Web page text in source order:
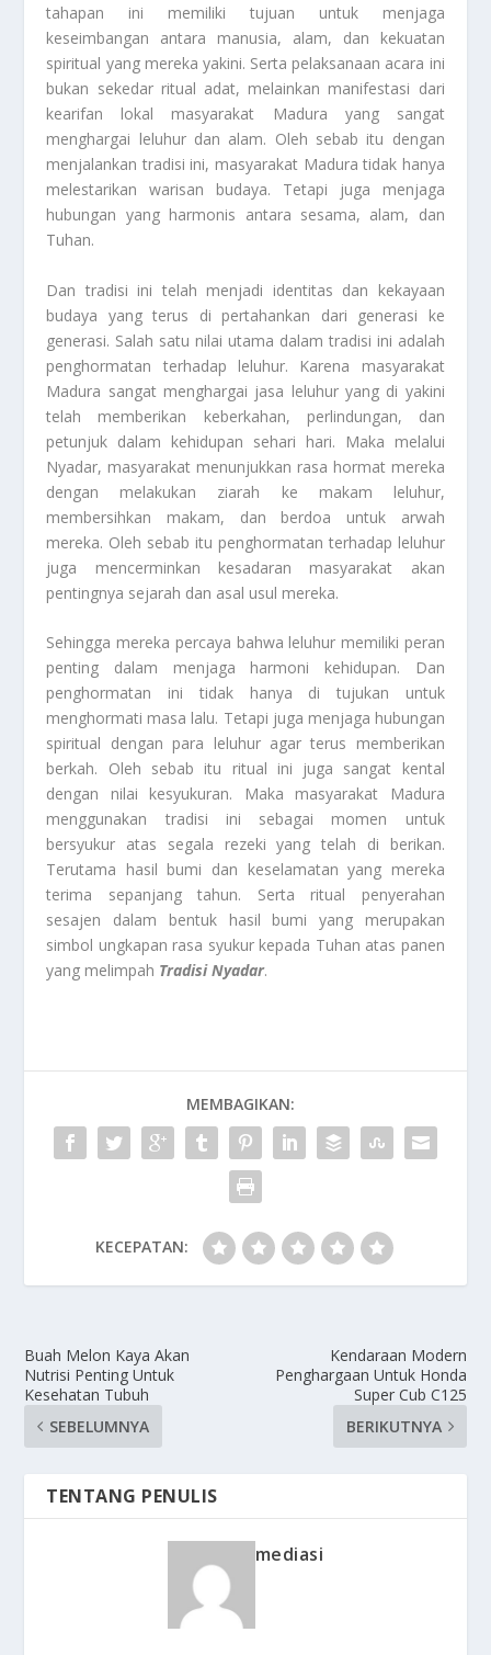
tahapan ini memiliki tujuan untuk menjaga
keseimbangan antara manusia, alam, dan kekuatan
spiritual yang mereka yakini. Serta pelaksanaan acara ini
bukan sekedar ritual adat, melainkan manifestasi dari
kearifan lokal masyarakat Madura yang sangat
menghargai leluhur dan alam. Oleh sebab itu dengan
menjalankan tradisi ini, masyarakat Madura tidak hanya
melestarikan warisan budaya. Tetapi juga menjaga
hubungan yang harmonis antara sesama, alam, dan
Tuhan.
Dan tradisi ini telah menjadi identitas dan kekayaan
budaya yang terus di pertahankan dari generasi ke
generasi. Salah satu nilai utama dalam tradisi ini adalah
penghormatan terhadap leluhur. Karena masyarakat
Madura sangat menghargai jasa leluhur yang di yakini
telah memberikan keberkahan, perlindungan, dan
petunjuk dalam kehidupan sehari hari. Maka melalui
Nyadar, masyarakat menunjukkan rasa hormat mereka
dengan melakukan ziarah ke makam leluhur,
membersihkan makam, dan berdoa untuk arwah
mereka. Oleh sebab itu penghormatan terhadap leluhur
juga mencerminkan kesadaran masyarakat akan
pentingnya sejarah dan asal usul mereka.
Sehingga mereka percaya bahwa leluhur memiliki peran
penting dalam menjaga harmoni kehidupan. Dan
penghormatan ini tidak hanya di tujukan untuk
menghormati masa lalu. Tetapi juga menjaga hubungan
spiritual dengan para leluhur agar terus memberikan
berkah. Oleh sebab itu ritual ini juga sangat kental
dengan nilai kesyukuran. Maka masyarakat Madura
menggunakan tradisi ini sebagai momen untuk
bersyukur atas segala rezeki yang telah di berikan.
Terutama hasil bumi dan keselamatan yang mereka
terima sepanjang tahun. Serta ritual penyerahan
sesajen dalam bentuk hasil bumi yang merupakan
simbol ungkapan rasa syukur kepada Tuhan atas panen
yang melimpah Tradisi Nyadar.
MEMBAGIKAN:
KECEPATAN:
Buah Melon Kaya Akan
Nutrisi Penting Untuk
Kesehatan Tubuh
SEBELUMNYA
Kendaraan Modern
Penghargaan Untuk Honda
Super Cub C125
BERIKUTNYA
TENTANG PENULIS
mediasi